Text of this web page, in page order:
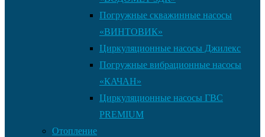
Погружные скважинные насосы
«ВИНТОВИК»
Циркуляционные насосы Джилекс
Погружные вибрационные насосы
«КАЧАН»
Циркуляционные насосы ГВС
PREMIUM
Отопление